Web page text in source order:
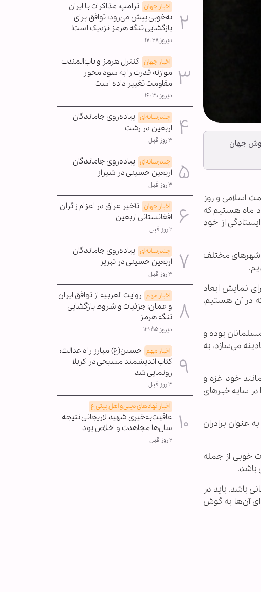
جهان
اسلامی و روز
هم در مرداد ماه هستیم که
از خود
شهرهای مختلف
نمایش ابعاد
در آن هستیم،
بوده و
می‌سازد، به
خود غزه و
سایه خبرهای
عنوان برادران
خوبی از جمله
باشد.
باشد. باید در
آن‌ها به گوش
اخبار جهان ترامپ: مذاکرات با ایران
به‌خوبی پیش می‌رود؛ توافق برای
بازگشایی تنگه هرمز نزدیک است!
دیروز ۱۷:۲۸
اخبار جهان کنترل هرمز و باب‌المندب
موازنه قدرت را به سود محور
مقاومت تغییر داده است
دیروز ۱۶:۳۰
چندرسانه‌ای پیاده‌روی جاماندگان
اربعین در رشت
۳ روز قبل
چندرسانه‌ای پیاده‌روی جاماندگان
اربعین حسینی در شیراز
۳ روز قبل
اخبار جهان تأخیر عراق در اعزام زائران
افغانستانی اربعین
۲ روز قبل
چندرسانه‌ای پیاده‌روی جاماندگان
اربعین حسینی در تبریز
۳ روز قبل
اخبار مهم روایت العربیه از توافق ایران
و عمان؛ جزئیات و شروط بازگشایی
تنگه هرمز
دیروز ۱۳:۵۵
اخبار مهم حسین(ع) مبارز راه عدالت؛
کتاب اندیشمند مسیحی در کربلا
رونمایی شد
۳ روز قبل
اخبار نهادهای دینی و اهل بیتی ع
عاقبت‌به‌خیری شهید لاریجانی نتیجه
سال‌ها مجاهدت و اخلاص بود
۲ روز قبل